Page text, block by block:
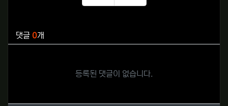
추천
비추천
댓글 0개
등록된 댓글이 없습니다.